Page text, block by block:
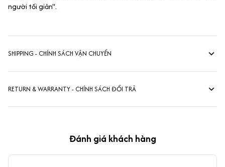
người tối giản".
SHIPPING - CHÍNH SÁCH VẬN CHUYỂN
RETURN & WARRANTY - CHÍNH SÁCH ĐỔI TRẢ
Đánh giá khách hàng